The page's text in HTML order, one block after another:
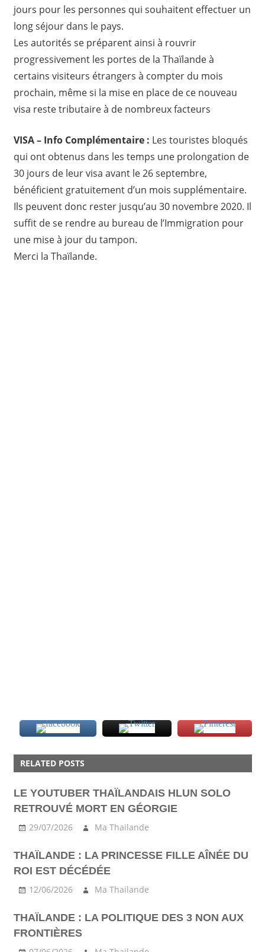
jours pour les personnes qui souhaitent effectuer un
long séjour dans le pays.
Les autorités se préparent ainsi à rouvrir
progressivement les portes de la Thaïlande à
certains visiteurs étrangers à compter du mois
prochain, même si la mise en place de ce nouveau
visa reste tributaire à de nombreux facteurs
VISA – Info Complémentaire : Les touristes bloqués
qui ont obtenus dans les temps une prolongation de
30 jours de leur visa avant le 26 septembre,
bénéficient gratuitement d’un mois supplémentaire.
Ils peuvent donc rester jusqu’au 30 novembre 2020. Il
suffit de se rendre au bureau de l’Immigration pour
une mise à jour du tampon.
Merci la Thaïlande.
RELATED POSTS
LE YOUTUBER THAÏLANDAIS HLUN SOLO
RETROUVÉ MORT EN GÉORGIE
29/07/2026 Ma Thailande
THAÏLANDE : LA PRINCESSE FILLE AÎNÉE DU
ROI EST DÉCÉDÉE
12/06/2026 Ma Thailande
THAÏLANDE : LA POLITIQUE DES 3 NON AUX
FRONTIÈRES